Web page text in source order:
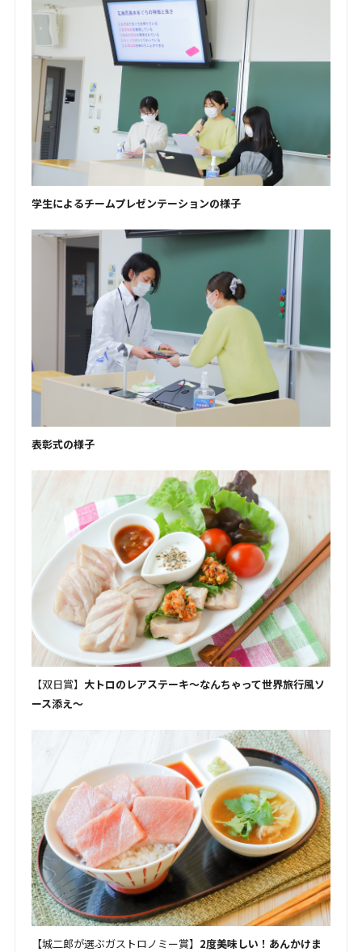
学生によるチームプレゼンテーションの様子
表彰式の様子
【双日賞】 大トロのレアステーキ～なんちゃって世界旅行風ソ
ース添え～
【城二郎が選ぶガストロノミー賞】 2度美味しい！あんかけま